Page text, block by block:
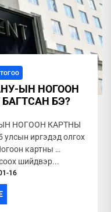
ЫН НОГООН
БЭ?
НОГООН КАРТНЫ
иргэдэд олгох
картны
шийдвэр...
16